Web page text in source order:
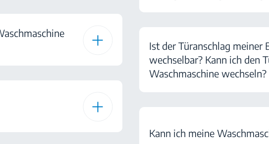
Ist der Türanschlag meiner
wechselbar? Kann ich den
Waschmaschine wechseln?
Kann ich meine